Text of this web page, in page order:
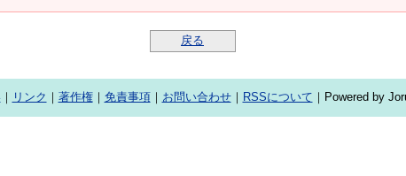
戻る
｜ リンク ｜ 著作権｜ 免責事項｜ お問い合わせ｜ RSSについて ｜Powered by